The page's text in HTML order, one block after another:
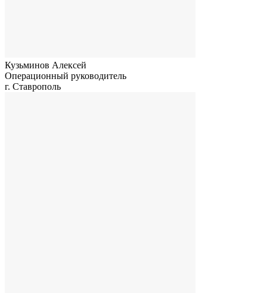
Кузьминов Алексей
Операционный руководитель
г. Ставрополь